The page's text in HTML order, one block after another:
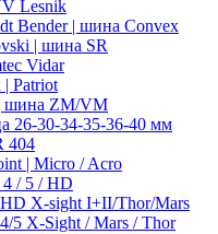
Lesnik
Bender | шина Convex
| шина SR
Vidar
| Patriot
шина ZM/VM
26-30-34-35-36-40 мм
404
| Micro / Acro
/ 5 / HD
HD X-sight I+II/Thor/Mars
4/5 X-Sight / Mars / Thor